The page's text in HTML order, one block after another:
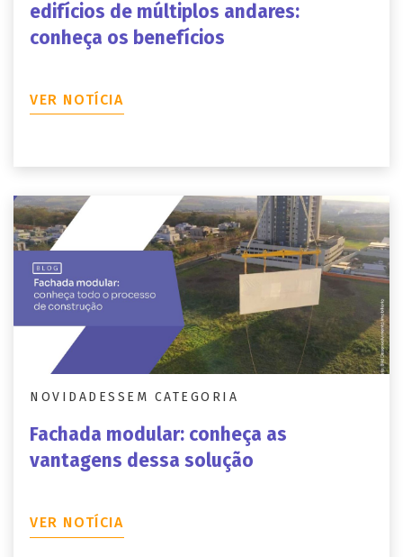
edifícios de múltiplos andares:
conheça os benefícios
VER NOTÍCIA
NOVIDADES SEM CATEGORIA
Fachada modular: conheça as
vantagens dessa solução
VER NOTÍCIA